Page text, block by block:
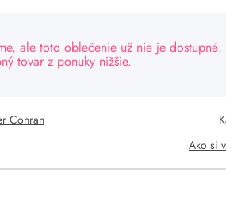
ale toto oblečenie už nie je dostupné.
tovar z ponuky nižšie.
Conran
Ako si